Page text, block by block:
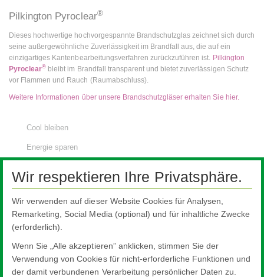
Pilkington Pyroclear®
Dieses hochwertige hochvorgespannte Brandschutzglas zeichnet sich durch
seine außergewöhnliche Zuverlässigkeit im Brandfall aus, die auf ein
einzigartiges Kantenbearbeitungsverfahren zurückzuführen ist. Pilkington
Pyroclear® bleibt im Brandfall transparent und bietet zuverlässigen Schutz
vor Flammen und Rauch (Raumabschluss).
Weitere Informationen über unsere Brandschutzgläser erhalten Sie hier.
Cool bleiben
Energie sparen
Designglas für zu Hause
Vor Feuer schützen
Funktionsweise von Brandschutzglas
Ruhe genießen
Seltener putzen
Wir respektieren Ihre Privatsphäre.
Wir verwenden auf dieser Website Cookies für Analysen,
Remarketing, Social Media (optional) und für inhaltliche Zwecke
(erforderlich).
Wenn Sie „Alle akzeptieren” anklicken, stimmen Sie der
Verwendung von Cookies für nicht-erforderliche Funktionen und
der damit verbundenen Verarbeitung persönlicher Daten zu.